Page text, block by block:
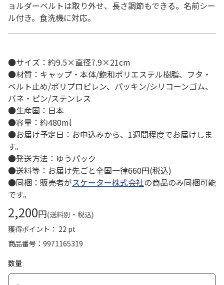
ョルダーベルトは取り外せ、長さ調節もできる。名前シー
ル付き。食洗機に対応。
●サイズ：約9.5×直径7.9×21cm
●材質：キャップ・本体/飽和ポリエステル樹脂、フタ・
ベルト止め/ポリプロピレン、パッキン/シリコーンゴム、
バネ・ピン/ステンレス
●生産国：日本
●容量：約480ml
●お届け予定日：お申込みから、1週間程度でお届けしま
す。
●発送方法：ゆうパック
●送料等：お届け先ごと全国一律660円(税込)
●同梱：販売者がスケーター株式会社の商品のみ同梱可能
です。
2,200円(送料別・税込)
獲得ポイント： 22 pt
商品番号
9971165319
数量